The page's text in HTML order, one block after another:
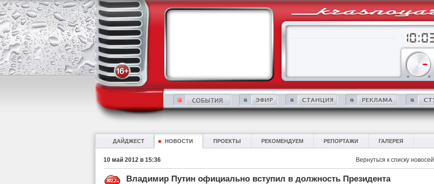
ДАЙДЖЕСТ НОВОСТИ ПРОЕКТЫ РЕКОМЕНДУЕМ РЕПОРТАЖИ ГАЛЕРЕЯ
10 май 2012 в 15:36 Вернуться к списку новосей
Владимир Путин официально вступил в должность Президента